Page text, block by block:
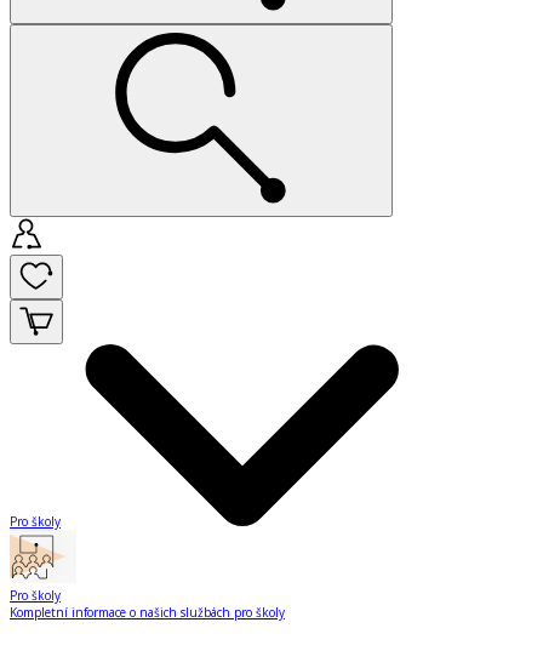
Pro školy
Pro školy
Kompletní informace o našich službách pro školy